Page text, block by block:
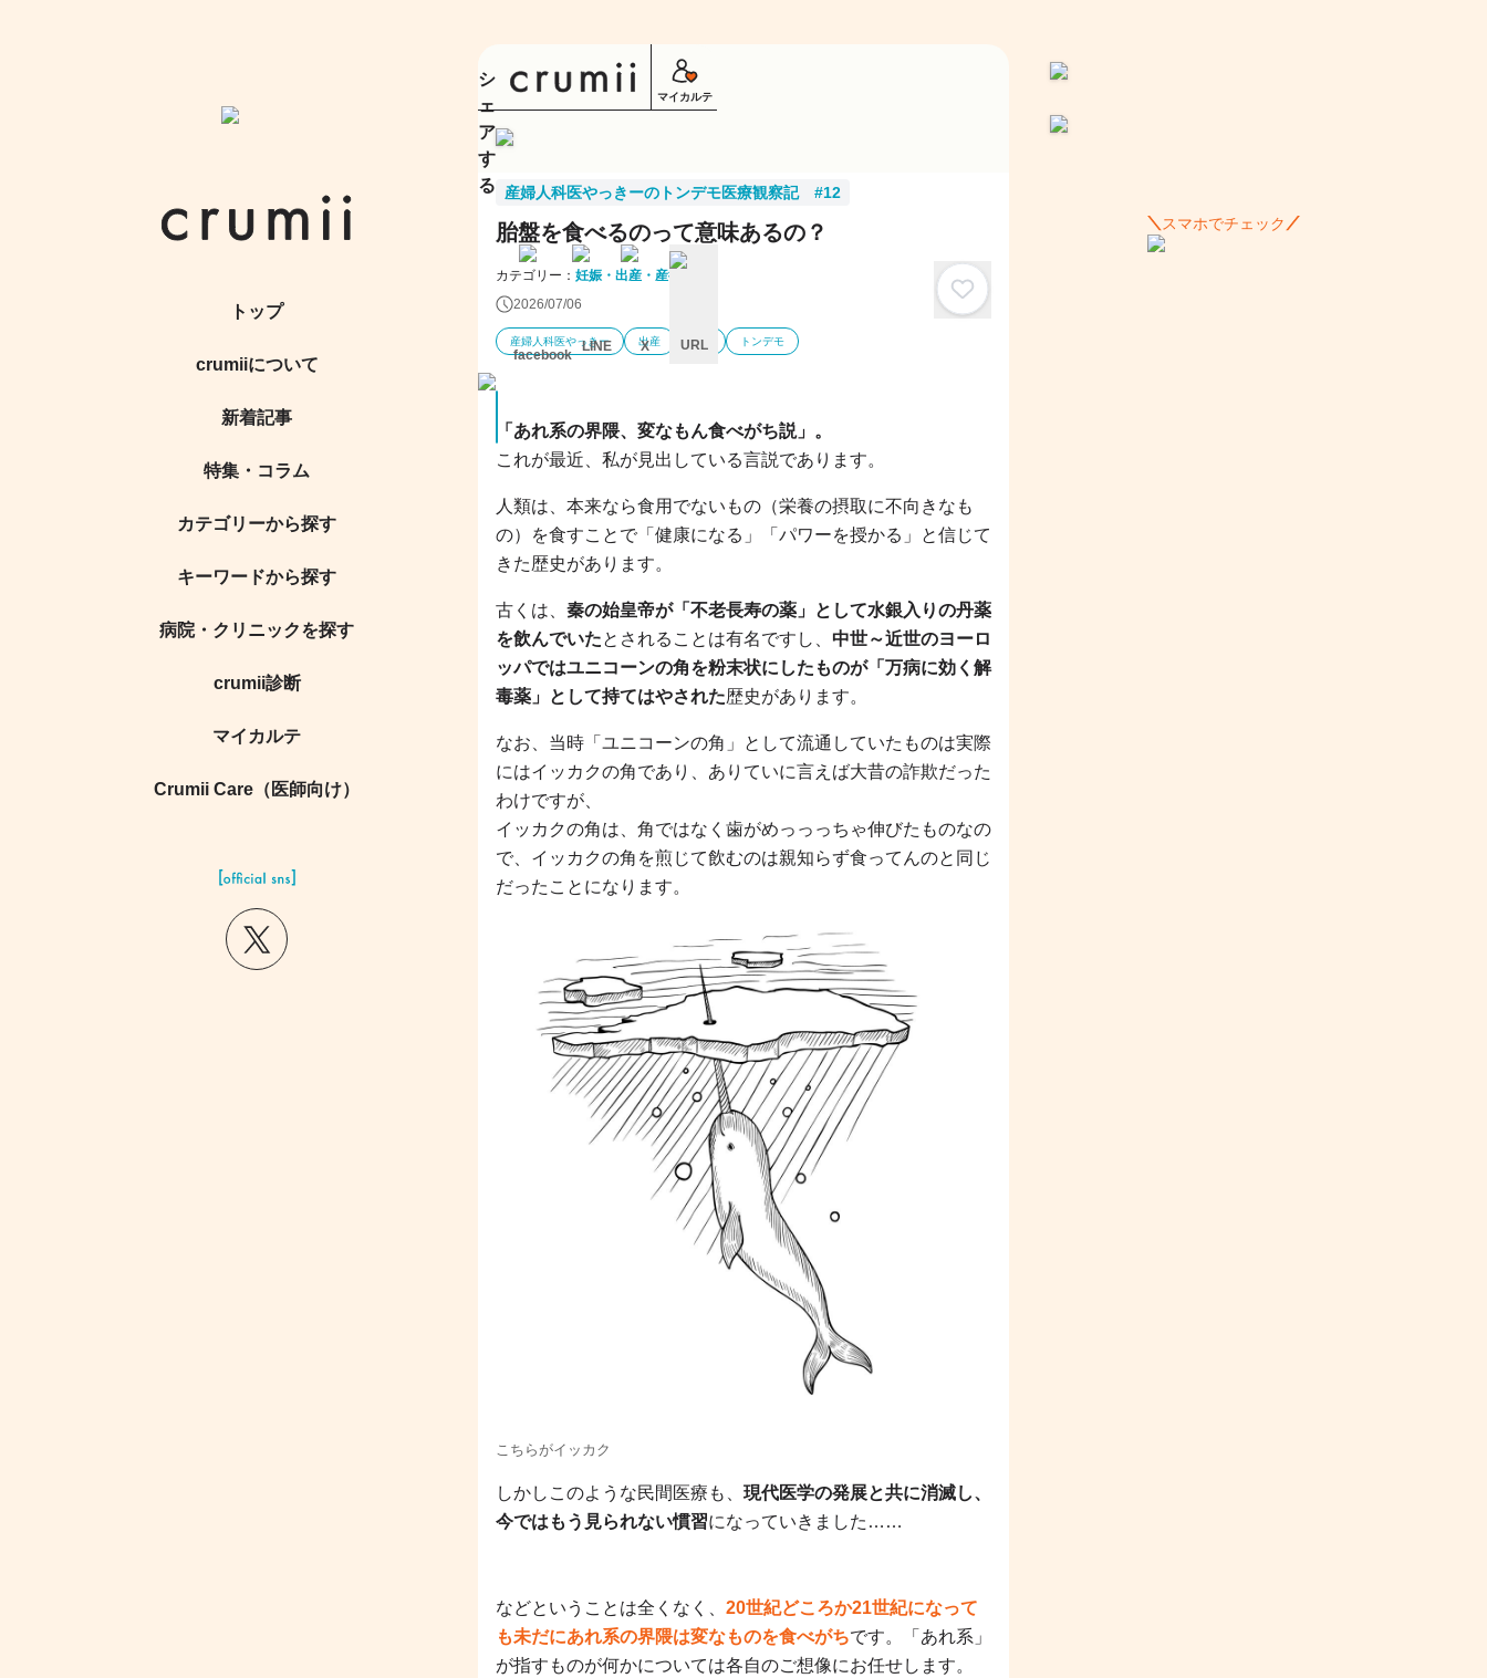
トップ
crumiiについて
新着記事
特集・コラム
カテゴリーから探す
キーワードから探す
病院・クリニックを探す
crumii診断
マイカルテ
Crumii Care（医師向け）
マイカルテ
産婦人科医やっきーのトンデモ医療観察記 #12
胎盤を食べるのって意味あるの？
カテゴリー： 妊娠・出産・産後
2026/07/06
産婦人科医やっきー 出産 分娩 トンデモ
「あれ系の界隈、変なもん食べがち説」。
これが最近、私が見出している言説であります。
人類は、 本来なら食用でないもの（栄養の摂取に不向きなも
の）を食すことで「健康になる」「パワーを授かる」と信じて
きた歴史があります。
古くは、 秦の始皇帝が「不老長寿の薬」として水銀入りの丹薬
を飲んでいたとされることは有名ですし、 中世～近世のヨーロ
ッパではユニコーンの角を粉末状にしたものが「万病に効く解
毒薬」として持てはやされた歴史があります。
なお、当時「ユニコーンの角」として流通していたものは実際
にはイッカクの角であり、ありていに言えば大昔の詐欺だった
わけですが、
イッカクの角は、角ではなく歯がめっっっちゃ伸びたものなの
で、イッカクの角を煎じて飲むのは親知らず食ってんのと同じ
だったことになります。
こちらがイッカク
しかしこのような民間医療も、 現代医学の発展と共に消滅し、
今ではもう見られない慣習になっていきました……
などということは全くなく、 20世紀どころか21世紀になって
も未だにあれ系の界隈は変なものを食べがちです。「あれ系」
が指すものが何かについては各自のご想像にお任せします。
シ
ェ
ア
す
る
facebook
LINE X URL
キ
ル
スマホでチェック